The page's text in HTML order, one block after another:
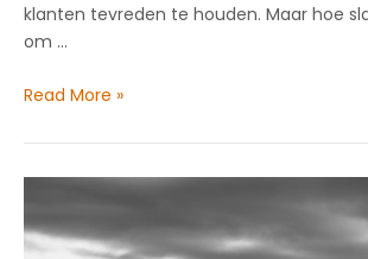
klanten tevreden te houden. Maar hoe
om …
Hoe
razendsnel
pakketten
Read More »